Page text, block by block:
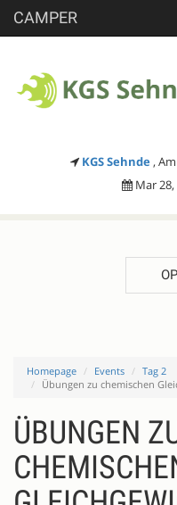
CAMPER
KGS Sehnde ,
Mar 28,
Homepage Events
Tag 2
Übungen zu chemischen
ÜBUNGEN